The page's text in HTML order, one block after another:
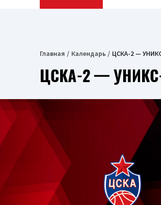
Главная Календарь ЦСКА-2 —
ЦСКА-2 —